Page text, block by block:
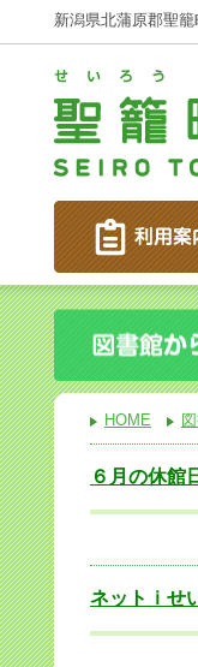
新潟県北蒲原郡聖
HOME
６月の休館
ネットｉせ